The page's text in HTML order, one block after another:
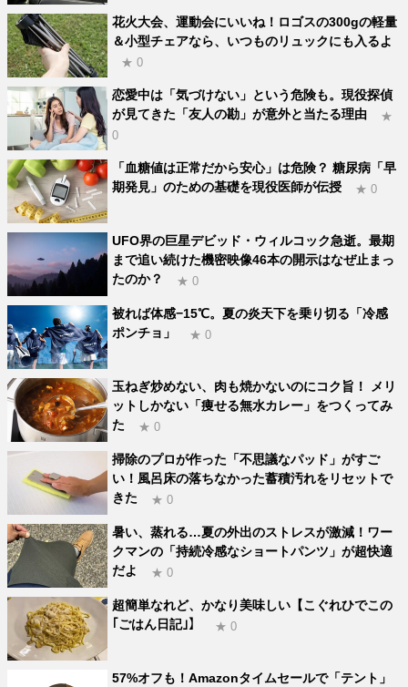
花火大会、運動会にいいね！ロゴスの300gの軽量
＆小型チェアなら、いつものリュックにも入るよ
★ 0
恋愛中は「気づけない」という危険も。現役探偵
が見てきた「友人の勘」が意外と当たる理由
★
0
「血糖値は正常だから安心」は危険？ 糖尿病「早
期発見」のための基礎を現役医師が伝授
★ 0
UFO界の巨星デビッド・ウィルコック急逝。最期
まで追い続けた機密映像46本の開示はなぜ止まっ
たのか？
★ 0
被れば体感−15℃。夏の炎天下を乗り切る「冷感
ポンチョ」
★ 0
玉ねぎ炒めない、肉も焼かないのにコク旨！ メリ
ットしかない「痩せる無水カレー」をつくってみ
た
★ 0
掃除のプロが作った「不思議なパッド」がすご
い！風呂床の落ちなかった蓄積汚れをリセットで
きた
★ 0
暑い、蒸れる…夏の外出のストレスが激減！ワー
クマンの「持続冷感なショートパンツ」が超快適
だよ
★ 0
超簡単なれど、かなり美味しい【こぐれひでこの
｢ごはん日記｣】
★ 0
57%オフも！Amazonタイムセールで「テント」